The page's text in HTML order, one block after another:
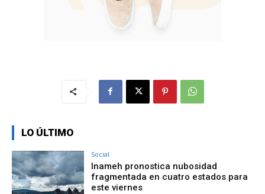
LO ÚLTIMO
Social
Inameh pronostica nubosidad
fragmentada en cuatro estados para
este viernes